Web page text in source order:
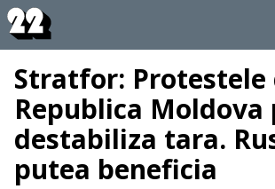
Stratfor: Protestele
Republica Moldova
destabiliza tara.
putea beneficia